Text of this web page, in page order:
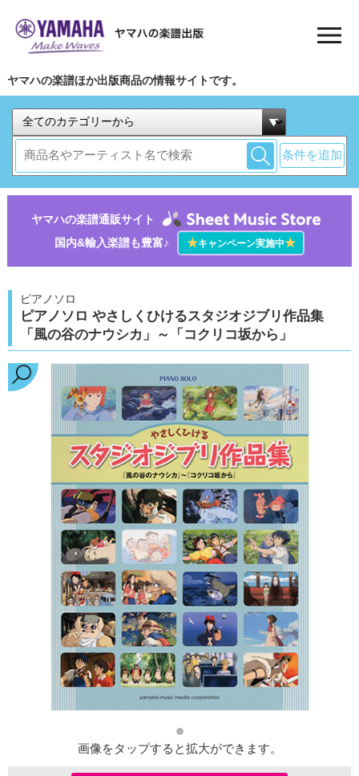
ヤマハの楽譜ほか出版商品の情報サイトです。
条件を追加
ヤマハの楽譜通販サイト
国内&輸入楽譜も豊富♪
★キャンペーン実施中★
ピアノソロ
ピアノソロ やさしくひけるスタジオジブリ作品集
「風の谷のナウシカ」～「コクリコ坂から」
画像をタップすると拡大ができます。